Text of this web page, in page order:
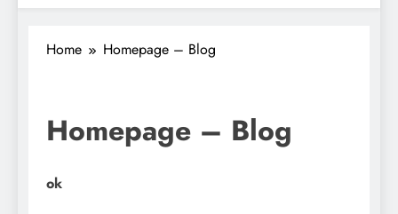
Home Homepage – Blog
Homepage – Blog
ok